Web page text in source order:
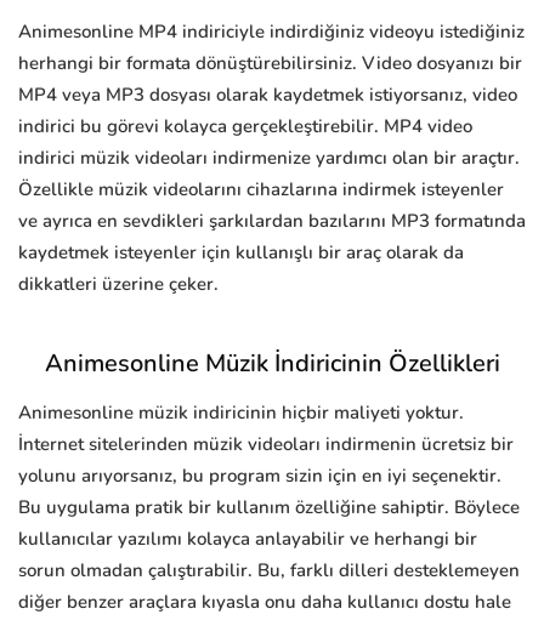
Animesonline MP4 indiriciyle indirdiğiniz videoyu istediğiniz
herhangi bir formata dönüştürebilirsiniz. Video dosyanızı bir
MP4 veya MP3 dosyası olarak kaydetmek istiyorsanız, video
indirici bu görevi kolayca gerçekleştirebilir. MP4 video
indirici müzik videoları indirmenize yardımcı olan bir araçtır.
Özellikle müzik videolarını cihazlarına indirmek isteyenler
ve ayrıca en sevdikleri şarkılardan bazılarını MP3 formatında
kaydetmek isteyenler için kullanışlı bir araç olarak da
dikkatleri üzerine çeker.
Animesonline Müzik İndiricinin Özellikleri
Animesonline müzik indiricinin hiçbir maliyeti yoktur.
İnternet sitelerinden müzik videoları indirmenin ücretsiz bir
yolunu arıyorsanız, bu program sizin için en iyi seçenektir.
Bu uygulama pratik bir kullanım özelliğine sahiptir. Böylece
kullanıcılar yazılımı kolayca anlayabilir ve herhangi bir
sorun olmadan çalıştırabilir. Bu, farklı dilleri desteklemeyen
diğer benzer araçlara kıyasla onu daha kullanıcı dostu hale